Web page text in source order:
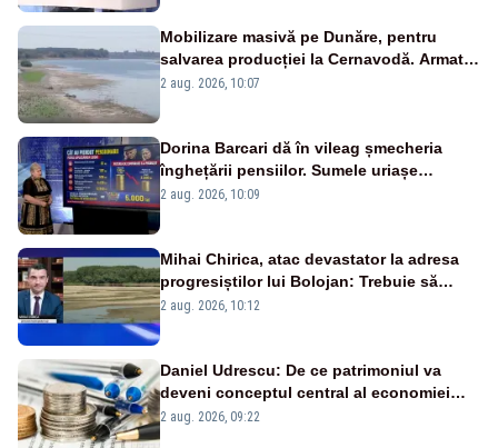
Mobilizare masivă pe Dunăre, pentru
salvarea producției la Cernavodă. Armata
va detona o stâncă și va devia apa
2 aug. 2026, 10:07
Dorina Barcari dă în vileag șmecheria
înghețării pensiilor. Sumele uriașe
pierdute de fiecare român
2 aug. 2026, 10:09
Mihai Chirica, atac devastator la adresa
progresiștilor lui Bolojan: Trebuie să
protejăm și natura, dar nu șținem omaneii
2 aug. 2026, 10:12
Daniel Udrescu: De ce patrimoniul va
deveni conceptul central al economiei
viitoare?
2 aug. 2026, 09:22